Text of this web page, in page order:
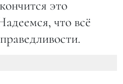
это
что всё